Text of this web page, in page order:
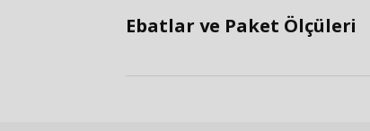
Ebatlar ve Paket Ölçüleri